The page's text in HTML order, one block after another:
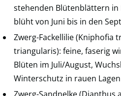
stehenden Blütenblättern in
blüht von Juni bis in den
Zwerg-Fackellilie (Kniphofia
triangularis): feine, faserig
Blüten im Juli/August,
Winterschutz in rauen
Zwerg-Sandnelke (Dianthus